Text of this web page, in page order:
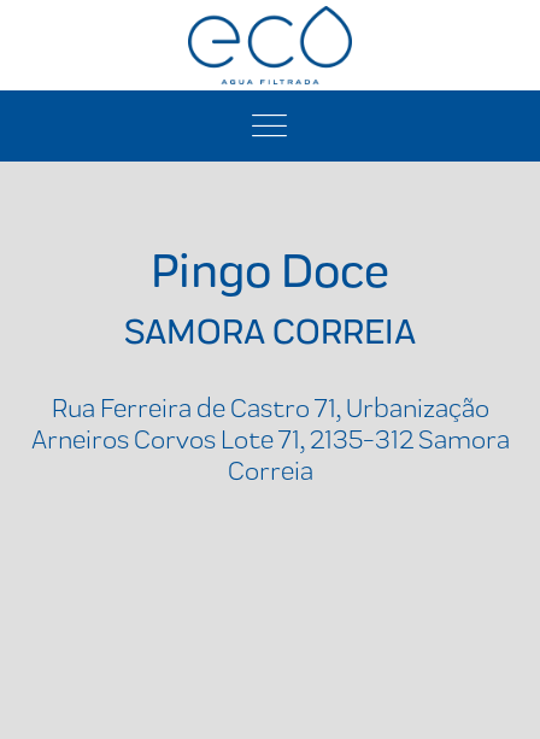
Pingo Doce
SAMORA CORREIA
Rua Ferreira de Castro 71, Urbanização
Arneiros Corvos Lote 71, 2135-312 Samora
Correia